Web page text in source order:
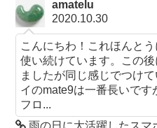
amatelu
2020.10.30
こんにちわ！これほんと
使い続けています。この
ましたが同じ感じでつけ
イのmate9は一番長いで
フロ...
雨の日に大活躍したスマ